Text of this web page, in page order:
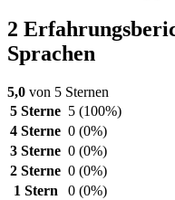
2
Sprachen
5,0 von 5 Sternen
5 Sterne 5 (100%)
4 Sterne 0 (0%)
3 Sterne 0 (0%)
2 Sterne 0 (0%)
1 Stern
0 (0%)